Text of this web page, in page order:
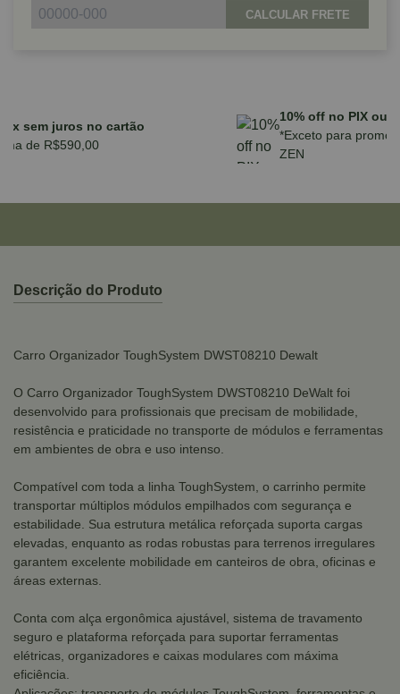
CALCULAR FRETE
Parcele em até 10x sem juros no cartão
para compras acima de R$590,00
Descrição do Produto
Carro Organizador ToughSystem DWST08210 Dewalt
O Carro Organizador ToughSystem DWST08210 DeWalt foi
desenvolvido para profissionais que precisam de mobilidade,
resistência e praticidade no transporte de módulos e ferramentas
em ambientes de obra e uso intenso.
Compatível com toda a linha ToughSystem, o carrinho permite
transportar múltiplos módulos empilhados com segurança e
estabilidade. Sua estrutura metálica reforçada suporta cargas
elevadas, enquanto as rodas robustas para terrenos irregulares
garantem excelente mobilidade em canteiros de obra, oficinas e
áreas externas.
Conta com alça ergonômica ajustável, sistema de travamento
seguro e plataforma reforçada para suportar ferramentas
elétricas, organizadores e caixas modulares com máxima
eficiência.